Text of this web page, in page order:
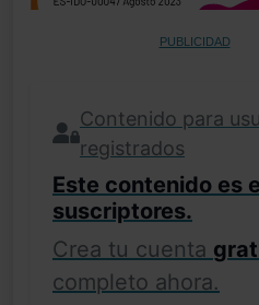
PUBLICIDAD
Contenido para
registrados
Este contenido es
suscriptores.
Crea tu cuenta
completo ahora.